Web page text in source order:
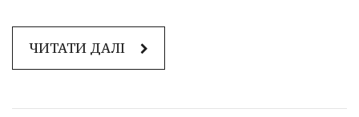
ЧИТАТИ ДАЛІ